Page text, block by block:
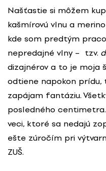
Našťastie si môžem
kašmírovú vlnu a
kde som predtým
nepredajné vlny – tzv.
dizajnérov a to je moja
odtiene napokon
zapájam fantáziu.
posledného
veci, ktoré sa nedajú
ešte zúročím pri
ZUŠ.